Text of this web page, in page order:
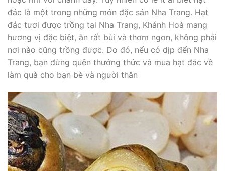
đác là một trong những món đặc sản Nha Trang. Hạt
đác tươi được trồng tại Nha Trang, Khánh Hoà mang
hương vị đặc biệt, ăn rất bùi và thơm ngon, không phải
nơi nào cũng trồng được. Do đó, nếu có dịp đến Nha
Trang, bạn đừng quên thưởng thức và mua hạt đác về
làm quà cho bạn bè và người thân